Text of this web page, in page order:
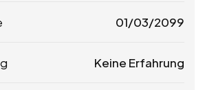
01/03/2099
Keine Erfahrung